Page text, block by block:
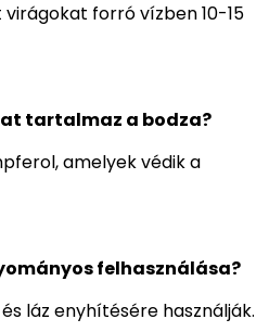
forró vízben 10-15
tartalmaz a bodza?
amelyek védik a
felhasználása?
láz enyhítésére használják.